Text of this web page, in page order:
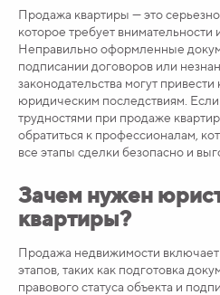
Продажа квартиры — это
которое требует внимательности
Неправильно оформленные
подписании договоров или
законодательства могут
юридическим последствиям.
трудностями при продаже
обратиться к профессионалам,
все этапы сделки безопасно и
Зачем нужен
квартиры?
Продажа недвижимости
этапов, таких как подготовка
правового статуса объекта и